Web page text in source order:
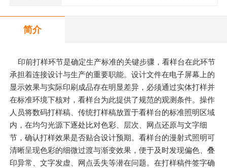
简介
印前打样环节是确定生产标准的关键步骤，看样台在此环节
承担着连接设计与生产的重要职能。设计文件在电子屏幕上的
显示效果与实际印刷成品存在明显差异，必须通过实体打样并
在标准环境下核对，看样台为此提供了规范的观测条件。操作
人员将数码打样稿、传统打样稿放置于看样台的标准照明区域
内，在均匀光源下逐处比对色彩、层次、网点还原与文字细
节，确认打样效果是否贴合设计预期。看样台的漫射式照明可
清晰呈现色彩的细微过渡与渐变效果，便于及时发现偏色、叠
印异常、文字发虚、网点丢失等潜在问题。在打样稿件签字确